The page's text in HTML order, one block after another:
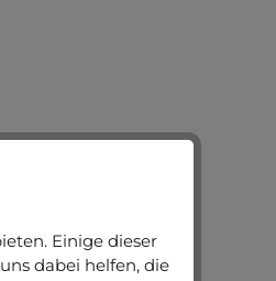
Einige dieser
dabei helfen, die